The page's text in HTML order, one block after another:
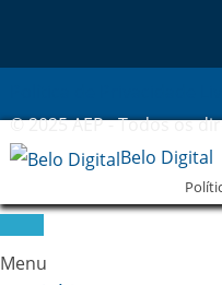
© 2025 AEP - Todos os
Belo Digital
Menu